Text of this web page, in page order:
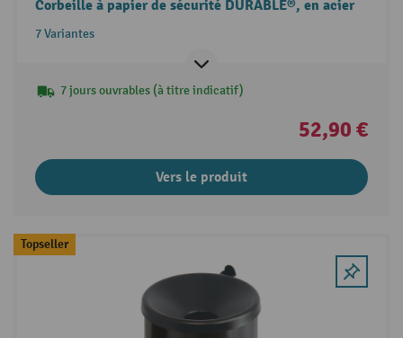
Corbeille à papier de sécurité DURABLE®, en acier
7 Variantes
7 jours ouvrables (à titre indicatif)
52,90 €
Vers le produit
Topseller